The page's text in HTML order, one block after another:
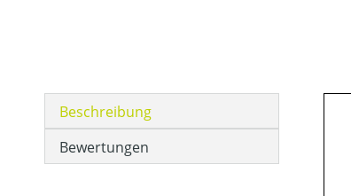
Beschreibung
Bewertungen